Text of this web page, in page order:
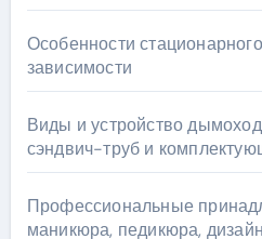
Особенности
зависимости
Виды и устройство
сэндвич-труб и
Профессиональные
маникюра, педикюра,